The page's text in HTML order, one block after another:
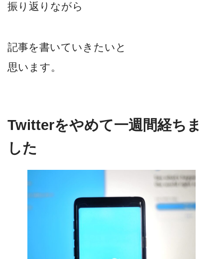
振り返りながら
記事を書いていきたいと
思います。
Twitterをやめて一週間経ちま
した